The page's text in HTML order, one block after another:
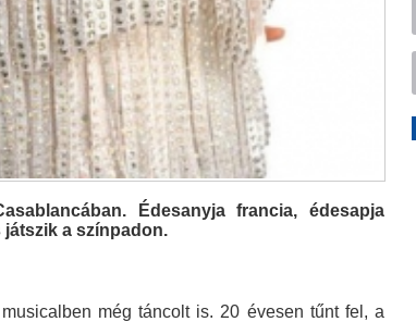
Édesanyja francia, édesapja
játszik a színpadon.
még táncolt is. 20 évesen tűnt fel, a